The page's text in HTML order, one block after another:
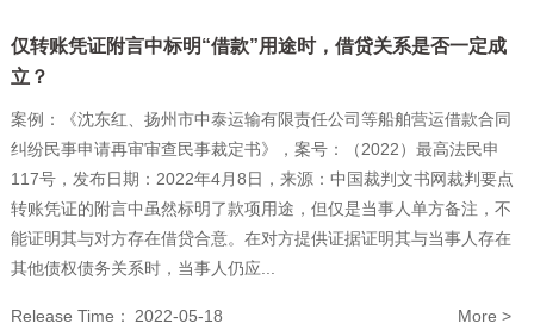
仅转账凭证附言中标明“借款”用途时，借贷关系是否一定成
立？
案例：《沈东红、扬州市中泰运输有限责任公司等船舶营运借款合同
纠纷民事申请再审审查民事裁定书》，案号：（2022）最高法民申
117号，发布日期：2022年4月8日，来源：中国裁判文书网裁判要点
转账凭证的附言中虽然标明了款项用途，但仅是当事人单方备注，不
能证明其与对方存在借贷合意。在对方提供证据证明其与当事人存在
其他债权债务关系时，当事人仍应...
Release Time： 2022-05-18 More >